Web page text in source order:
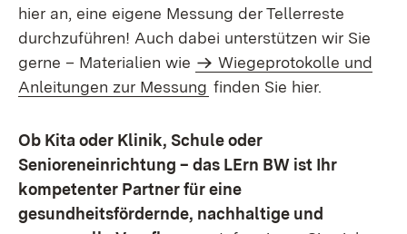
hier an, eine eigene Messung der Tellerreste
durchzuführen! Auch dabei unterstützen wir Sie
gerne – Materialien wie
Wiegeprotokolle und
Anleitungen zur Messung finden Sie hier.
Ob Kita oder Klinik, Schule oder
Senioreneinrichtung – das LErn BW ist Ihr
kompetenter Partner für eine
gesundheitsfördernde, nachhaltige und